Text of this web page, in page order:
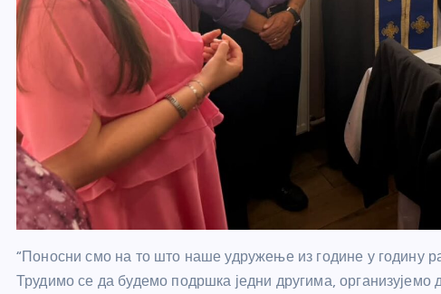
“Поносни смо на то што наше удружење из године у годину
Трудимо се да будемо подршка једни другима,